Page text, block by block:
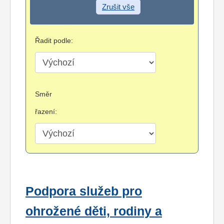
Zrušit vše
Řadit podle:
Směr
řazení:
Podpora služeb pro
ohrožené děti, rodiny a